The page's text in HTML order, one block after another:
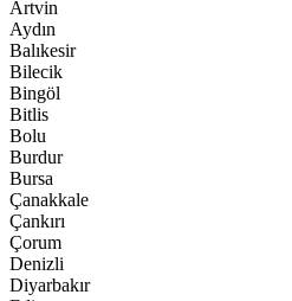
Artvin
Aydın
Balıkesir
Bilecik
Bingöl
Bitlis
Bolu
Burdur
Bursa
Çanakkale
Çankırı
Çorum
Denizli
Diyarbakır